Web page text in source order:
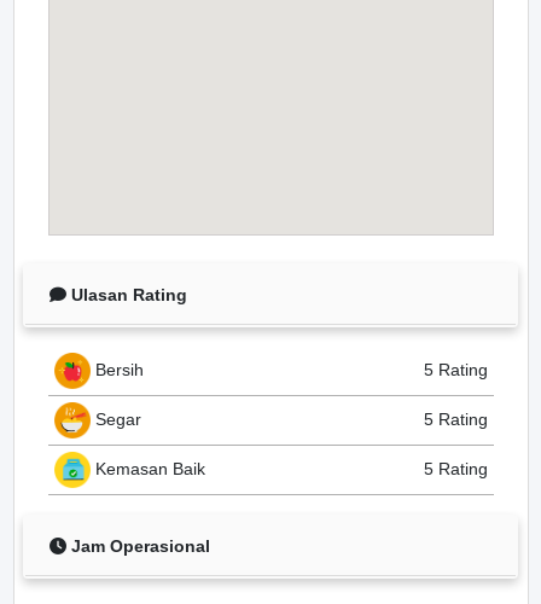
Ulasan Rating
Bersih 5 Rating
Segar 5 Rating
Kemasan Baik 5 Rating
Jam Operasional